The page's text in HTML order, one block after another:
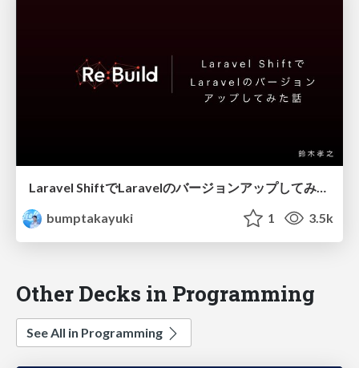
Laravel ShiftでLaravelのバージョンアップしてみた話
bumptakayuki
1 3.5k
Other Decks in Programming
See All in Programming